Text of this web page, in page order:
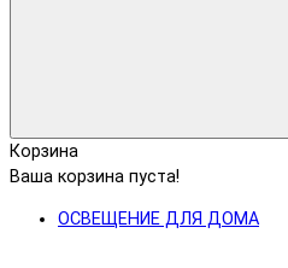
Корзина
Ваша корзина пуста!
ОСВЕЩЕНИЕ ДЛЯ ДОМА